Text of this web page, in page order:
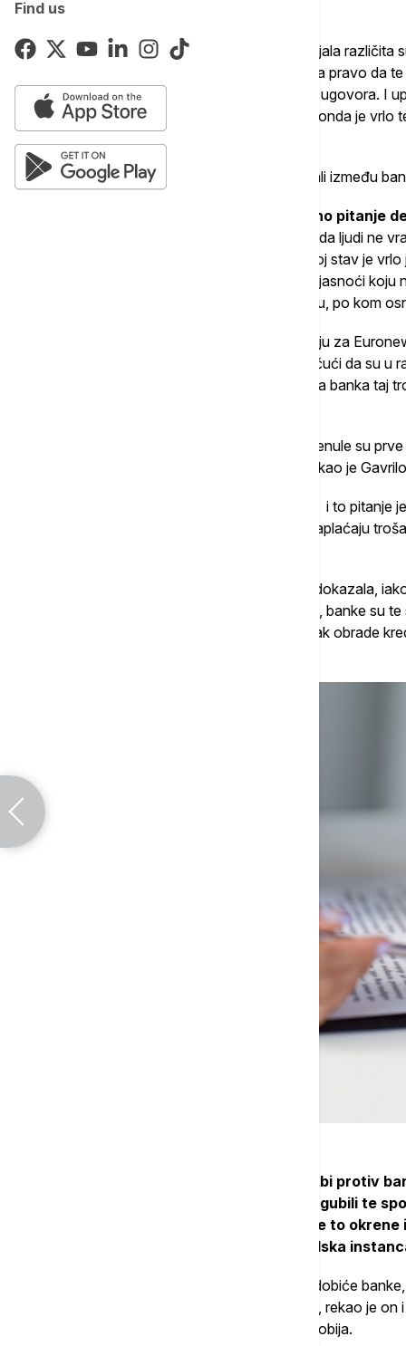
Find usstrateg Vladimir Vasić.
"Problem je nastao jer su godinama postojala različita
a Vrhovni sud je zauzeo stav da banka ima pravo da
klijentu bili jasno prikazani pre potpisivanja ugovora. I
su vaše obaveze i na to pristali potpisom, onda je vrlo
Vasić navodi da su građani, nažalost, ostali između
Jedan deo njih je verovao da je pravno pitanje
. Danas imamo situaciju da ljudi ne
što dodatno povećava finansijski teret. Moj stav je
najviše rizika u kamati koju vidite, već u nejasnoći
građani pre potpisa tačno znaju šta plaćaju, po kom
"Efektiva" je, kako navode u tom udruženju za
bavi pitanjem troškova obrade kredita, ističući da su
sudijama i advokatima došli do saznanja da banka taj
"Mi smo tu ideju promovisali u javnosti i krenule su
presude, onda i pravosnažne presude", rekao je
Prema njegovim rečima, sporovi su krenuli i to pitanje
zauzeo stav da banke nemaju pravo da naplaćaju
"Pošto nijedna banka u tom sporu nije to dokazala,
i taj novac su uzimale bezveze građanima, banke su
stav da banke ne smeju da naplaćuju trošak obrade
On je rekao da je bilo oko 200.000 tužbi protiv
opterećuje bankare, koji su 100 odsto gubili te
troškove, pa su počeli da lobiraju da se to
Vrhovni kasacioni sud kao najviša sudska
"Dakle, 2018. je rekao - građani koji tuže dobiće
pravo da naplaćaju trošak obrade kredita", rekao je
počinje da gubi sporove, a deo da i dalje dobija.